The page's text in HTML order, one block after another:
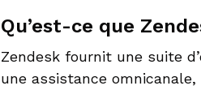
Qu’est-ce que
Zendesk fournit une suite
une assistance